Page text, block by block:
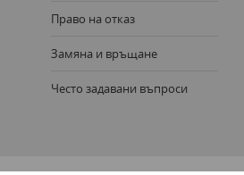
Право на отказ
Замяна и връщане
Често задавани въпроси